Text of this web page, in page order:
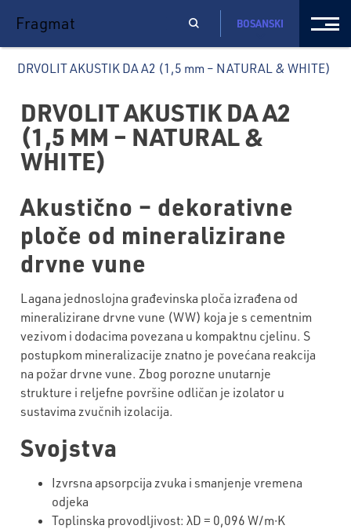
Fragmat BOSANSKI
DRVOLIT AKUSTIK DA A2 (1,5 mm – NATURAL & WHITE)
DRVOLIT AKUSTIK DA A2
(1,5 MM – NATURAL &
WHITE)
Akustično – dekorativne
ploče od mineralizirane
drvne vune
Lagana jednoslojna građevinska ploča izrađena od
mineralizirane drvne vune (WW) koja je s cementnim
vezivom i dodacima povezana u kompaktnu cjelinu. S
postupkom mineralizacije znatno je povećana reakcija
na požar drvne vune. Zbog porozne unutarnje
strukture i reljefne površine odličan je izolator u
sustavima zvučnih izolacija.
Svojstva
Izvrsna apsorpcija zvuka i smanjenje vremena
odjeka
Toplinska provodljivost: λD = 0,096 W/m∙K